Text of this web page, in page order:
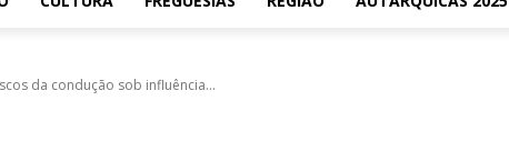
da condução sob influência...